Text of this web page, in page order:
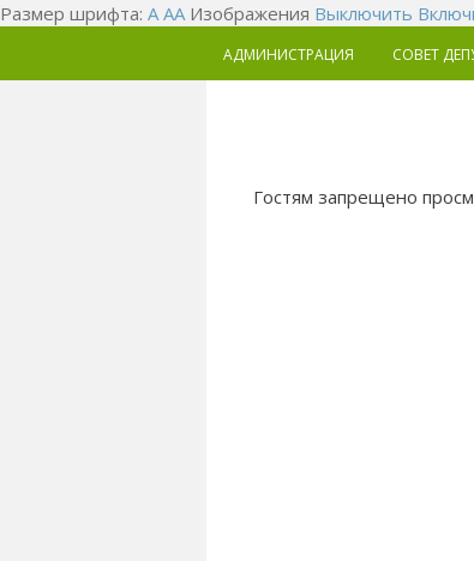
Размер шрифта: A AAИзображения Выключить
АДМИНИСТРАЦИЯ СОВЕТ
Гостям запрещено